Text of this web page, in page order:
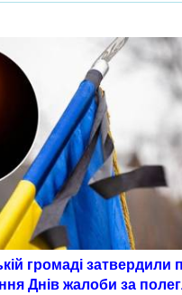
громаді затвердили
Днів жалоби за